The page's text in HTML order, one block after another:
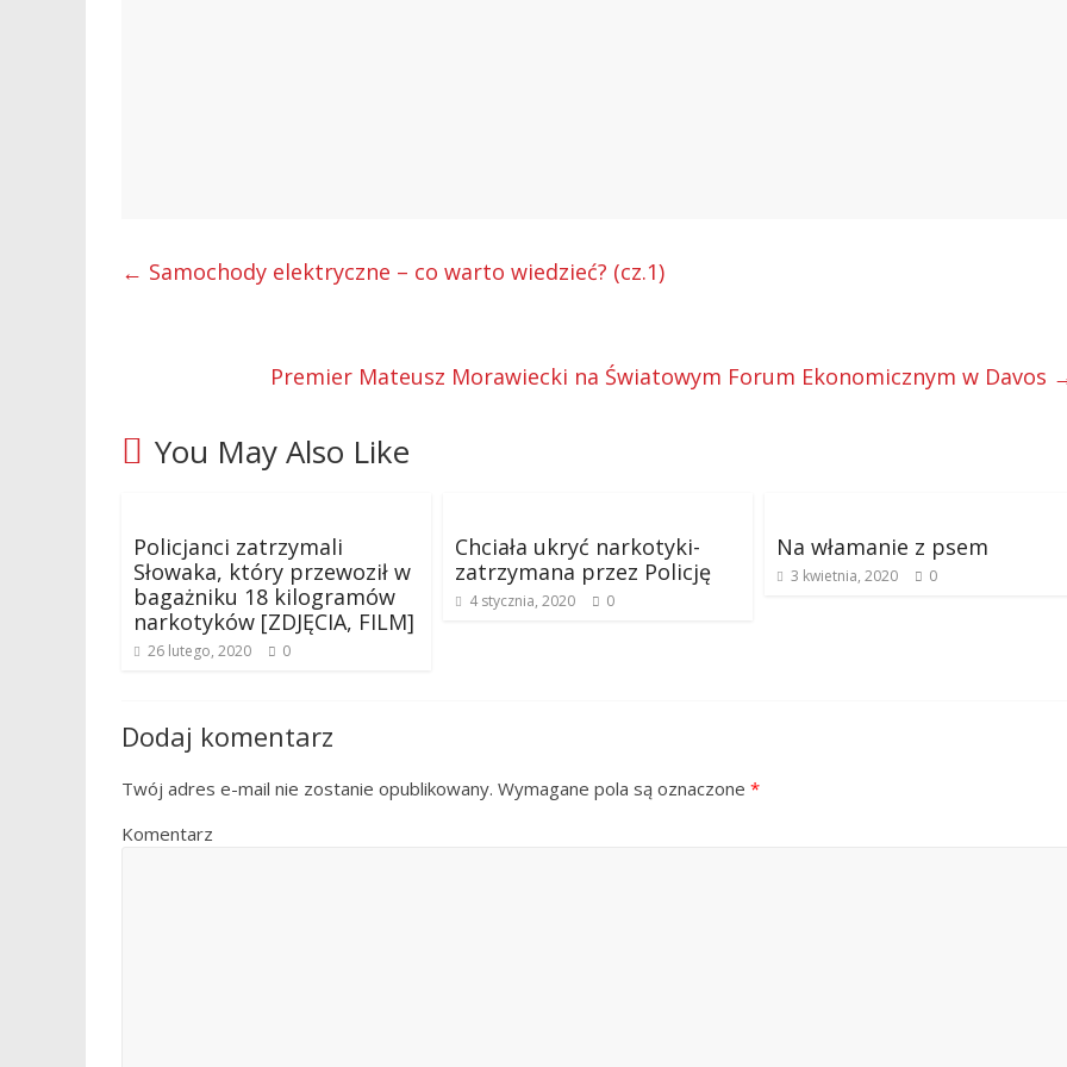
← Samochody elektryczne – co warto wiedzieć? (cz.1)
Premier Mateusz Morawiecki na Światowym Forum Ekonomicznym w Davos
You May Also Like
Policjanci zatrzymali
Słowaka, który przewoził w
bagażniku 18 kilogramów
narkotyków [ZDJĘCIA, FILM]
26 lutego, 2020 0
Chciała ukryć narkotyki-
zatrzymana przez Policję
4 stycznia, 2020 0
Na włamanie z psem
3 kwietnia, 2020 0
Dodaj komentarz
Twój adres e-mail nie zostanie opublikowany. Wymagane pola są oznaczone *
Komentarz